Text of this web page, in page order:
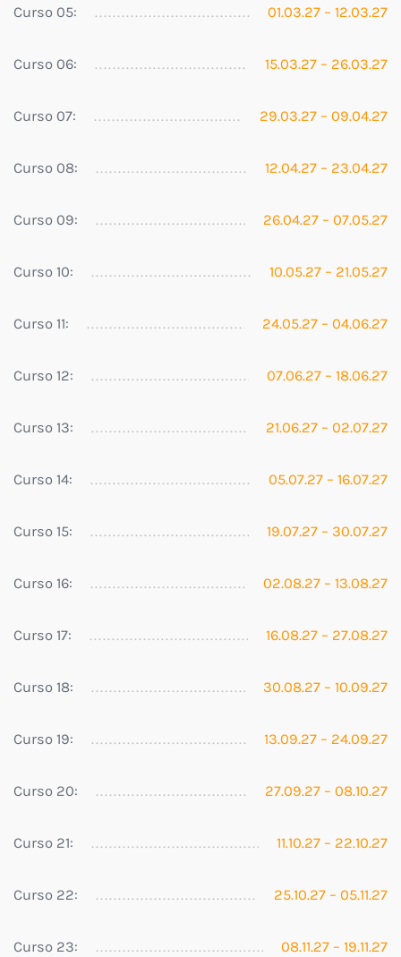
Curso 05: 01.03.27 – 12.03.27
Curso 06: 15.03.27 – 26.03.27
Curso 07: 29.03.27 – 09.04.27
Curso 08: 12.04.27 – 23.04.27
Curso 09: 26.04.27 – 07.05.27
Curso 10: 10.05.27 – 21.05.27
Curso 11: 24.05.27 – 04.06.27
Curso 12: 07.06.27 – 18.06.27
Curso 13: 21.06.27 – 02.07.27
Curso 14: 05.07.27 – 16.07.27
Curso 15: 19.07.27 – 30.07.27
Curso 16: 02.08.27 – 13.08.27
Curso 17: 16.08.27 – 27.08.27
Curso 18: 30.08.27 – 10.09.27
Curso 19: 13.09.27 – 24.09.27
Curso 20: 27.09.27 – 08.10.27
Curso 21: 11.10.27 – 22.10.27
Curso 22: 25.10.27 – 05.11.27
Curso 23: 08.11.27 – 19.11.27